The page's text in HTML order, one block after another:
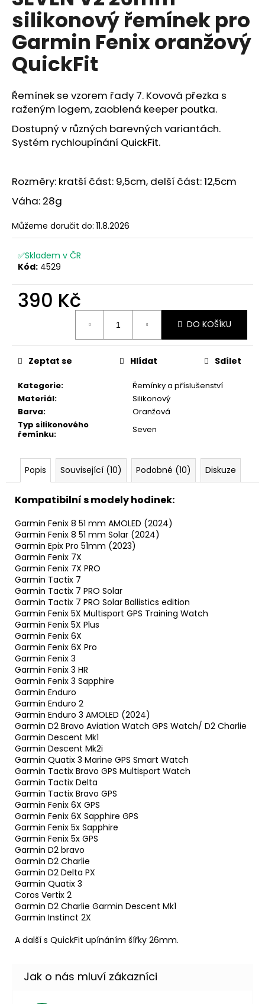
z
5
hvězdiček.
silikonový řemínek pro
Garmin Fenix oranžový
QuickFit
Řemínek se vzorem řady 7. Kovová přezka s
raženým logem, zaoblená keeper poutka.
Dostupný v různých barevných variantách.
Systém rychloupínání QuickFit.
Rozměry: kratší část: 9,5cm, delší část: 12,5cm
Váha: 28g
Můžeme doručit do: 11.8.2026
✅Skladem v ČR
Kód: 4529
390 Kč
DO KOŠÍKU
Kategorie:
Řemínky a příslušenství
Materiál:
Silikonový
Barva:
Oranžová
Typ silikonového
řemínku: Seven
Zeptat se Hlídat Sdílet
Popis Související (10) Podobné (10) Diskuze
Kompatibilní s modely hodinek:
Garmin Fenix 8 51 mm AMOLED (2024)
Garmin Fenix 8 51 mm Solar (2024)
Garmin Epix Pro 51mm (2023)
Garmin Fenix 7X
Garmin Fenix 7X PRO
Garmin Tactix 7
Garmin Tactix 7 PRO Solar
Garmin Tactix 7 PRO Solar Ballistics edition
Garmin Fenix 5X Multisport GPS Training Watch
Garmin Fenix 5X Plus
Garmin Fenix 6X
Garmin Fenix 6X Pro
Garmin Fenix 3
Garmin Fenix 3 HR
Garmin Fenix 3 Sapphire
Garmin Enduro
Garmin Enduro 2
Garmin Enduro 3 AMOLED (2024)
Garmin D2 Bravo Aviation Watch GPS Watch/ D2 Charlie
Garmin Descent Mk1
Garmin Descent Mk2i
Garmin Quatix 3 Marine GPS Smart Watch
Garmin Tactix Bravo GPS Multisport Watch
Garmin Tactix Delta
Garmin Tactix Bravo GPS
Garmin Fenix 6X GPS
Garmin Fenix 6X Sapphire GPS
Garmin Fenix 5x Sapphire
Garmin Fenix 5x GPS
Garmin D2 bravo
Garmin D2 Charlie
Garmin D2 Delta PX
Garmin Quatix 3
Coros Vertix 2
Garmin D2 Charlie Garmin Descent Mk1
Garmin Instinct 2X
A další s QuickFit upínáním šířky 26mm.
a
j
í
t
?
HLEDAT
D
o
o
r
u
č
u
e